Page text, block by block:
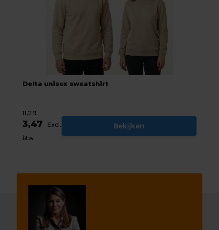
Delta unisex sweatshirt
11,29
3,47
Excl.
btw
Bekijken